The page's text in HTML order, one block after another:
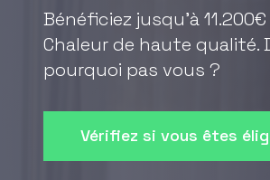
Bénéficiez jusqu'à
Chaleur de haute qualité.
pourquoi pas vous ?
Vérifiez si vous êtes